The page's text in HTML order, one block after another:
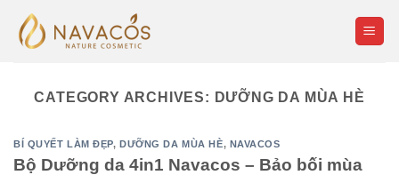
CATEGORY ARCHIVES: DƯỠNG DA MÙA HÈ
BÍ QUYẾT LÀM ĐẸP,DƯỠNG DA MÙA HÈ, NAVACOS
Bộ Dưỡng da 4in1 Navacos – Bảo bối mùa